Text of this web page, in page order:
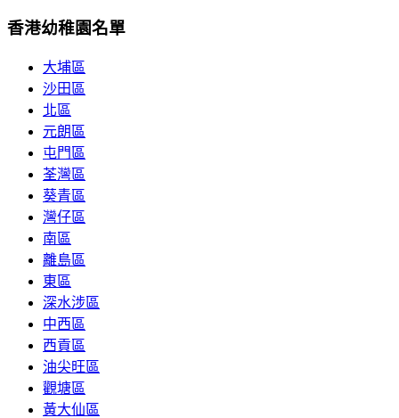
香港幼稚園名單
大埔區
沙田區
北區
元朗區
屯門區
荃灣區
葵青區
灣仔區
南區
離島區
東區
深水涉區
中西區
西貢區
油尖旺區
觀塘區
黃大仙區